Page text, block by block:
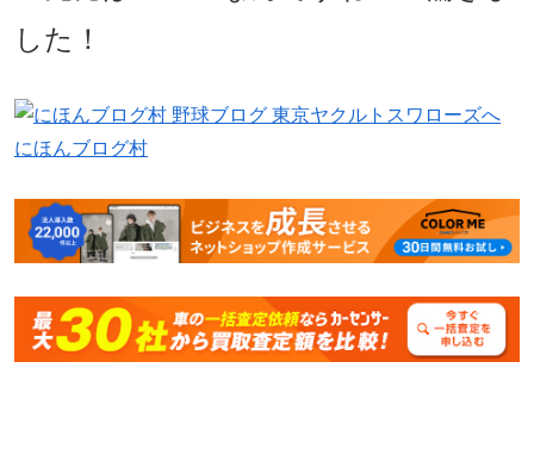
した！
にほんブログ村